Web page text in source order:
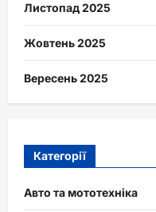
Листопад 2025
Жовтень 2025
Вересень 2025
Категорії
Авто та мототехніка